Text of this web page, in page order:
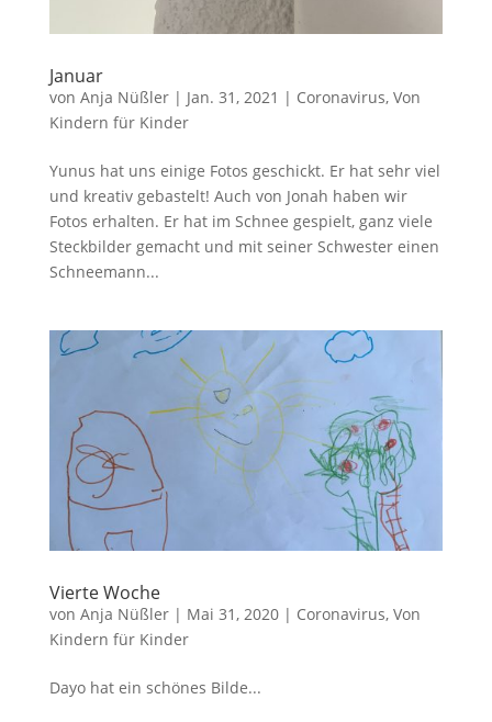
Januar
von Anja Nüßler| Jan. 31, 2021 | Coronavirus, Von
Kindern für Kinder
Yunus hat uns einige Fotos geschickt. Er hat sehr viel
und kreativ gebastelt! Auch von Jonah haben wir
Fotos erhalten. Er hat im Schnee gespielt, ganz viele
Steckbilder gemacht und mit seiner Schwester einen
Schneemann...
Vierte Woche
von Anja Nüßler| Mai 31, 2020| Coronavirus, Von
Kindern für Kinder
Dayo hat ein schönes Bilde...